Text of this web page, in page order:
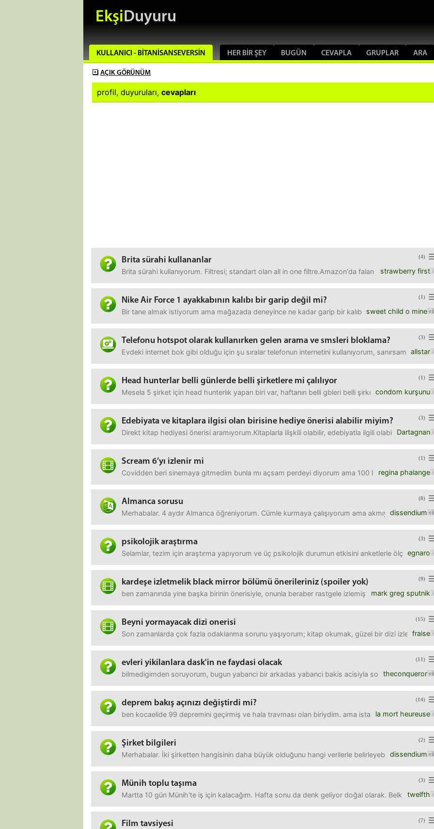
EkşiDuyuru
KULLANICI - BITANISANSEVERSIN HER BIR ŞEY BUGÜN CEVAPLA GRUPLAR ARA
AÇIK GÖRÜNÜM
profil, duyuruları, cevapları
(4)
Brita sürahi kullananlar
strawberry first
Brita sürahi kullanıyorum. Filtresi; standart olan all in one filtre.Amazon'da falan farklı marka,
(1)
Nike Air Force 1 ayakkabının kalıbı bir garip değil mi?
sweet child o mine
Bir tane almak istiyorum ama mağazada deneyince ne kadar garip bir kalıbı olduğunu fark
(3)
Telefonu hotspot olarak kullanırken gelen arama ve smsleri bloklama?
allstar
Evdeki internet bok gibi olduğu için şu sıralar telefonun internetini kullanıyorum, sanırsam
(1)
Head hunterlar belli günlerde belli şirketlere mi çalılıyor
condom kurşunu
Mesela 5 şirket için head hunterlık yapan biri var, haftanın belli gbleri belli şirketler içm mi arama
(3)
Edebiyata ve kitaplara ilgisi olan birisine hediye önerisi alabilir miyim?
Dartagnan
Direkt kitap hediyesi önerisi aramıyorum.Kitaplarla ilişkili olabilir, edebiyatla ilgili olabilir. Kindle
(1)
Scream 6’yı izlenir mi
regina phalange
Covidden beri sinemaya gitmedim bunla mı açsam perdeyi diyorum ama 100 lira da vermek
(8)
Almanca sorusu
dissendium
Merhabalar. 4 aydır Almanca öğreniyorum. Cümle kurmaya çalışıyorum ama akmıyor. Bunu ne
(3)
psikolojik araştırma
egnaro
Selamlar, tezim için araştırma yapıyorum ve üç psikolojik durumun etkisini anketlerle
(9)
kardeşe izletmelik black mirror bölümü önerileriniz (spoiler yok)
mark greg sputnik
ben zamanında yine başka birinin önerisiyle, onunla beraber rastgele izlemiştim. erkek
(15)
Beyni yormayacak dizi onerisi
fraise
Son zamanlarda çok fazla odaklanma sorunu yaşıyorum; kitap okumak, güzel bir dizi izlemek
(11)
evleri yikilanlara dask'in ne faydasi olacak
theconqueror
bilmedigimden soruyorum, bugun yabanci bir arkadas yabanci bakis acisiyla sordu "bu
(14)
deprem bakış açınızı değiştirdi mi?
la mort heureuse
ben kocaelide 99 depremini geçirmiş ve hala travması olan biriydim. ama istanbulda yeni evde
(2)
Şirket bilgileri
dissendium
Merhabalar. İki şirketten hangisinin daha büyük olduğunu hangi verilerle belirleyebilirim?
(3)
Münih toplu taşıma
twelfth
Martta 10 gün Münih'te iş için kalacağım. Hafta sonu da denk geliyor doğal olarak. Belki biraz
(7)
Film tavsiyesi